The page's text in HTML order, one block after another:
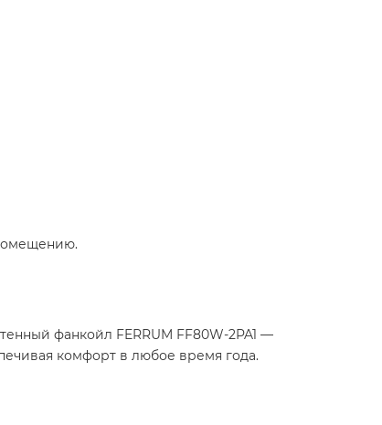
фанкойл FERRUM FF80W-2PA1 —
комфорт в любое время года.